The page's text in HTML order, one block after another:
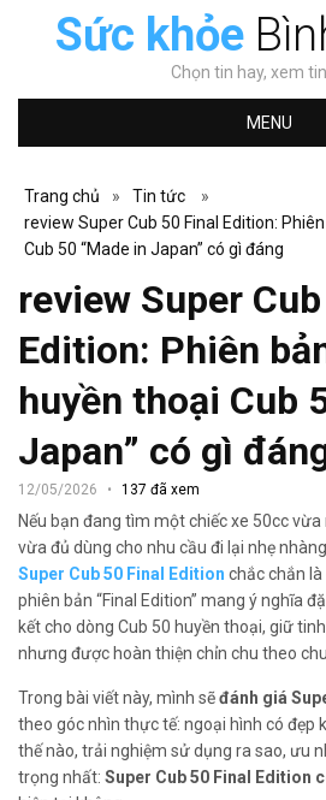
Sức khỏe
Chọn tin hay, xem
MENU
Trang chủ » Tin tức
»
review Super Cub 50 Final Edition:
Cub 50 “Made in Japan” có gì đáng
review Super
Edition: Phiên
huyền thoại Cub
Japan” có gì
12/05/2026 137 đã xem
Nếu bạn đang tìm một chiếc xe 50cc
vừa đủ dùng cho nhu cầu đi lại nhẹ
Super Cub 50 Final Edition chắc chắn là
phiên bản “Final Edition” mang ý nghĩa
kết cho dòng Cub 50 huyền thoại, giữ
nhưng được hoàn thiện chỉn chu theo
Trong bài viết này, mình sẽđánh giá
theo góc nhìn thực tế: ngoại hình có đẹp
thế nào, trải nghiệm sử dụng ra sao, ưu
trọng nhất: Super Cub 50 Final Edition